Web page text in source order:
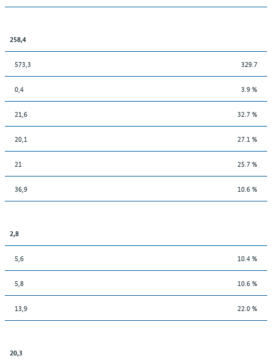
258,4
573,3 329.7
0,4 3.9 %
21,6 32.7 %
20,1 27.1 %
21 25.7 %
36,9 10.6 %
2,8
5,6 10.4 %
5,8 10.6 %
13,9 22.0 %
20,3